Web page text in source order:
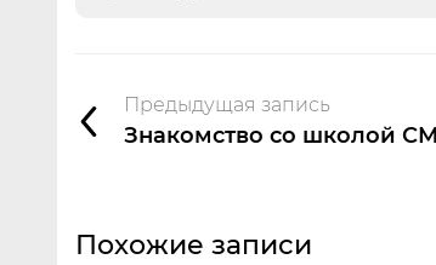
Предыдущая запись
Знакомство со школой
Похожие записи